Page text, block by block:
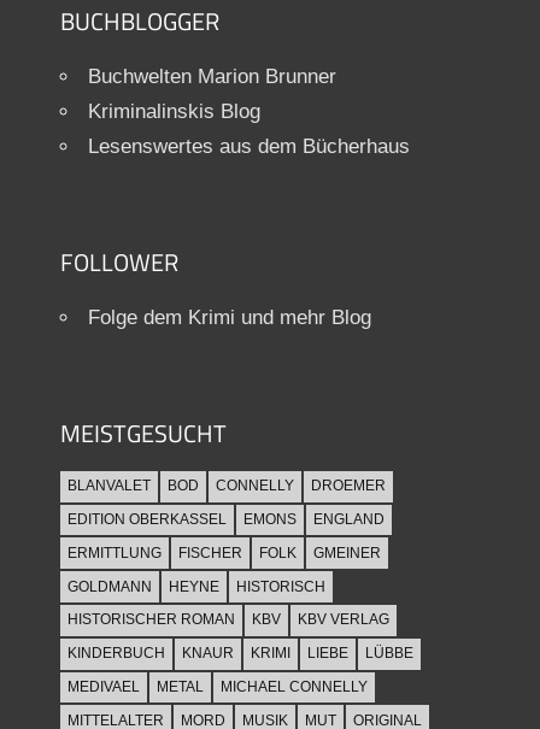
BUCHBLOGGER
Buchwelten Marion Brunner
Kriminalinskis Blog
Lesenswertes aus dem Bücherhaus
FOLLOWER
Folge dem Krimi und mehr Blog
MEISTGESUCHT
BLANVALET BOD CONNELLY
DROEMER
EDITION OBERKASSEL
EMONS
ENGLAND
ERMITTLUNG
FISCHER FOLK
GMEINER
GOLDMANN
HEYNE
HISTORISCH
HISTORISCHER ROMAN
KBV
KBV VERLAG
KINDERBUCH
KNAUR KRIMI LIEBE
LÜBBE
MEDIVAEL
METAL
MICHAEL CONNELLY
MITTELALTER
MORD MUSIK MUT ORIGINAL